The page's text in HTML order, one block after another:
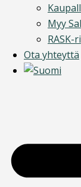
Myy
RASK-
Ota yhteyttä